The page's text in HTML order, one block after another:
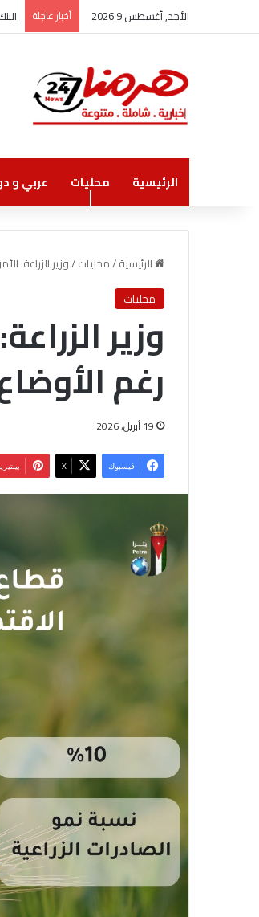
الأحد, أغسطس 9 2026 أخبار عاجلة
الرئيسية محليات عربي و
الرئيسية/محليات/وزير الزراعة:
محليات
وزير
رغم
19 أبريل، 2026
فيسبوك ‫X